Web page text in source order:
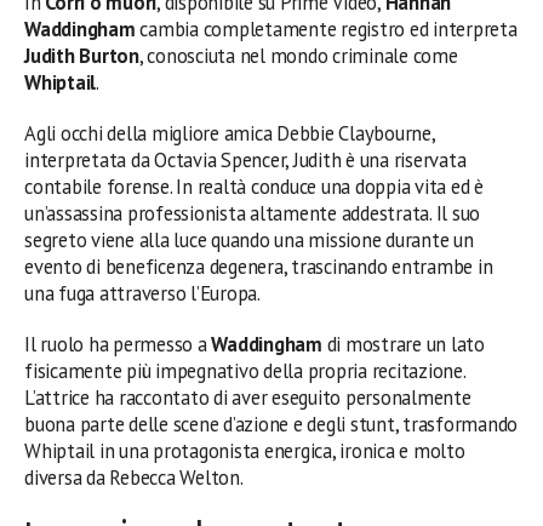
Waddinghamcambia completamente registro ed interpreta
Judith Burton, conosciuta nel mondo criminale come
Whiptail.
Agli occhi della migliore amica Debbie Claybourne,
interpretata da Octavia Spencer, Judith è una riservata
contabile forense. In realtà conduce una doppia vita ed è
un’assassina professionista altamente addestrata. Il suo
segreto viene alla luce quando una missione durante un
evento di beneficenza degenera, trascinando entrambe in
una fuga attraverso l’Europa.
Il ruolo ha permesso aWaddingham di mostrare un lato
fisicamente più impegnativo della propria recitazione.
L’attrice ha raccontato di aver eseguito personalmente
buona parte delle scene d’azione e degli stunt, trasformando
Whiptail in una protagonista energica, ironica e molto
diversa da Rebecca Welton.